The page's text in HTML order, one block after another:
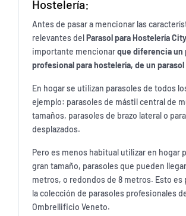
Hostelería:
Antes de pasar a mencionar las
relevantes delParasol para Hostelería City
importante mencionarque diferencia un
profesional para hostelería, de un parasol
En hogar se utilizan parasoles de todos
ejemplo: parasoles de mástil central de
tamaños, parasoles de brazo lateral o
desplazados.
Pero es menos habitual utilizar en hogar
gran tamaño, parasoles que pueden
metros, o redondos de 8 metros. Esto es
la colección de parasoles profesionales
Ombrellificio Veneto.